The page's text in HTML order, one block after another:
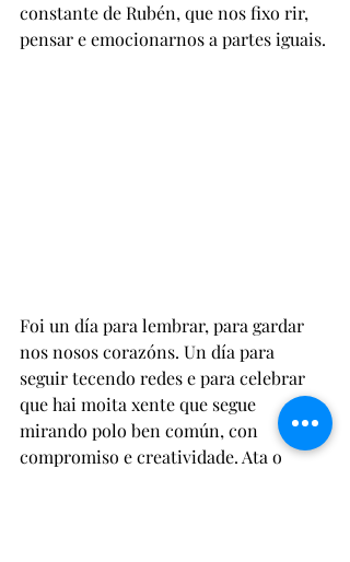
constante de Rubén, que nos fixo rir,
pensar e emocionarnos a partes iguais.
Foi un día para lembrar, para gardar
nos nosos corazóns. Un día para
seguir tecendo redes e para celebrar
que hai moita xente que segue
mirando polo ben común, con
compromiso e creatividade. Ata o